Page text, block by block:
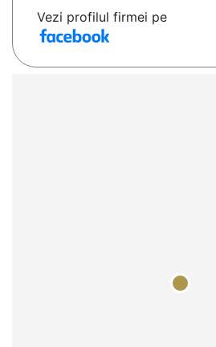
Vezi profilul firmei pe